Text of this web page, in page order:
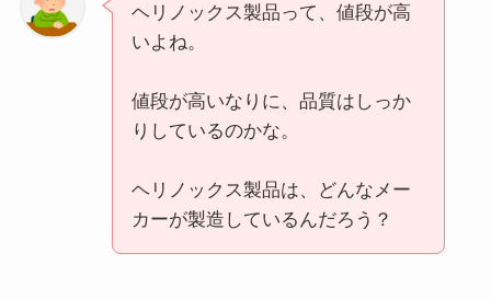
ヘリノックス製品って、値段が高
いよね。
値段が高いなりに、品質はしっか
りしているのかな。
ヘリノックス製品は、どんなメー
カーが製造しているんだろう？